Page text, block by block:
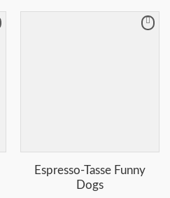
Merkliste
Espresso-Tasse Funny
Dogs